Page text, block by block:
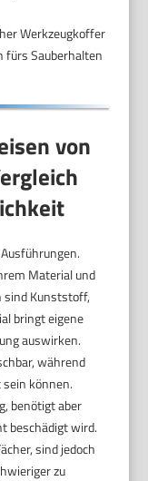
Werkzeugkoffer
fürs Sauberhalten
von
Material und
sind Kunststoff,
bringt eigene
auswirken.
während
können.
benötigt aber
beschädigt wird.
sind jedoch
zu